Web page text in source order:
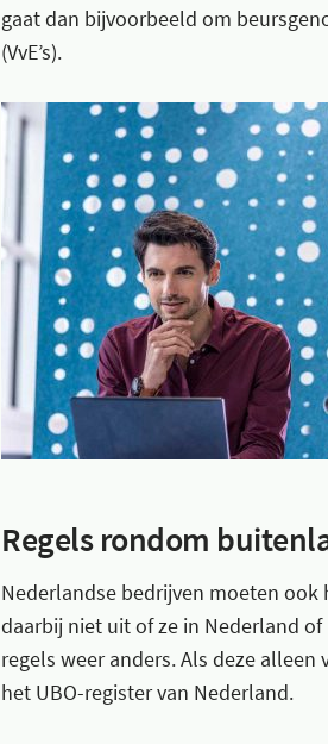
gaat dan bijvoorbeeld om
(VvE’s).
Regels rondom
Nederlandse bedrijven moeten ook
daarbij niet uit of ze in Nederland
regels weer anders. Als deze
het UBO-register van Nederland.